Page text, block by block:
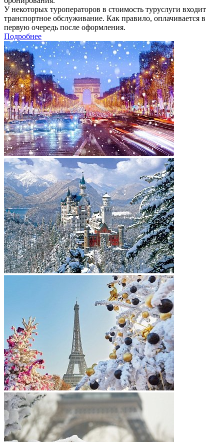
У некоторых туроператоров в стоимость туруслуги входит
транспортное обслуживание. Как правило, оплачивается в
первую очередь после оформления.
Подробнее